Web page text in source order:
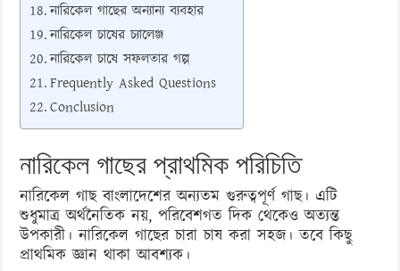
নারিকেল গাছের অন্যান্য ব্যবহার
নারিকেল চাষের চ্যালেঞ্জ
নারিকেল চাষে সফলতার গল্প
Frequently Asked Questions
Conclusion
নারিকেল গাছের প্রাথমিক পরিচিতি
নারিকেল গাছ বাংলাদেশের অন্যতম গুরুত্বপূর্ণ গাছ। এটি
শুধুমাত্র অর্থনৈতিক নয়, পরিবেশগত দিক থেকেও অত্যন্ত
উপকারী। নারিকেল গাছের চারা চাষ করা সহজ। তবে কিছু
প্রাথমিক জ্ঞান থাকা আবশ্যক।